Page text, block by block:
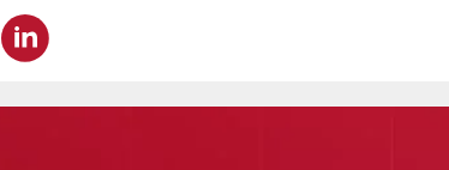
LinkedIn Profil ansehen